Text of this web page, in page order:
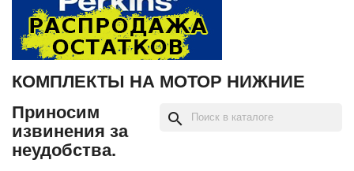
КОМПЛЕКТЫ НА МОТОР НИЖНИЕ
Приносим
извинения за
неудобства.
search